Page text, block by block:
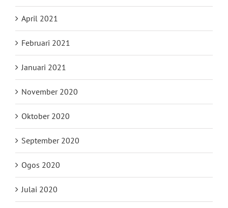
April 2021
Februari 2021
Januari 2021
November 2020
Oktober 2020
September 2020
Ogos 2020
Julai 2020